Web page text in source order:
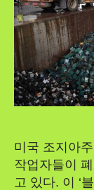
미국 조지아
작업자들이
고 있다. 이 ‘